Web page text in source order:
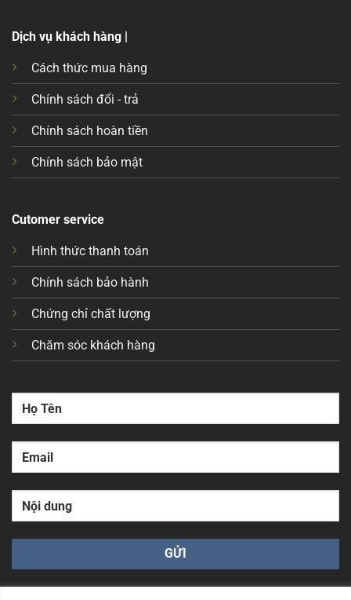
Dịch vụ khách hàng |
Cách thức mua hàng
Chính sách đổi - trả
Chính sách hoàn tiền
Chính sách bảo mật
Cutomer service
Hình thức thanh toán
Chính sách bảo hành
Chứng chỉ chất lượng
Chăm sóc khách hàng